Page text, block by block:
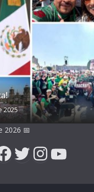
2025
2026 📅
Twitter